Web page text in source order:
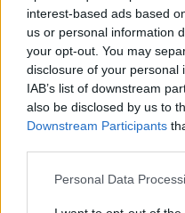
interest-based ads based
us or personal information
your opt-out. You may
disclosure of your personal
IAB’s list of downstream
also be disclosed by us to
Downstream Participants
Personal Data
Festes
31 de